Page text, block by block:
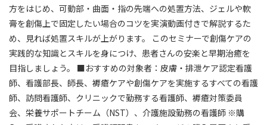
方をはじめ、可動部・曲面・指の先端への処置方法、ジェルや軟
膏を創傷上で固定したい場合のコツを実演動画付きで解説するた
め、見れば処置スキルが上がります。 このセミナーで創傷ケアの
実践的な知識とスキルを身につけ、患者さんの安楽と早期治癒を
目指しましょう。 ■おすすめの対象者：皮膚・排泄ケア認定看護
師、看護部長、師長、褥瘡ケアや創傷ケアを実施するすべての看護
師、訪問看護師、クリニックで勤務する看護師、褥瘡対策委員
会、栄養サポートチーム（NST）、介護施設勤務の看護師 ※購